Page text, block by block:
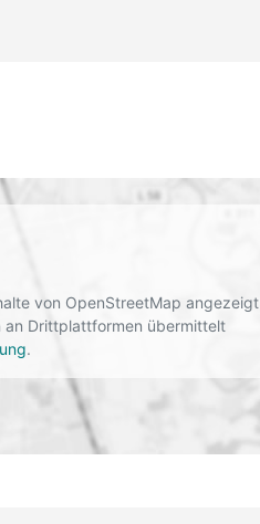
von OpenStreetMap angezeigt
an Drittplattformen übermittelt
.